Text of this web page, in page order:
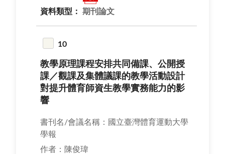
資料類型： 期刊論文
10
教學原理課程安排共同備課、公開授
課／觀課及集體議課的教學活動設計
對提升體育師資生教學實務能力的影
響
書刊名/會議名稱：國立臺灣體育運動大學
學報
作者：陳俊瑋